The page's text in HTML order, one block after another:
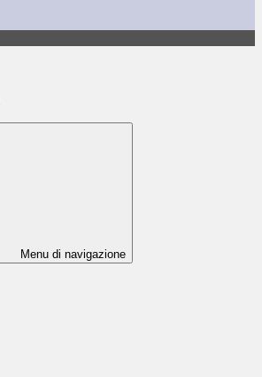
Menu di navigazione